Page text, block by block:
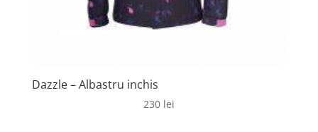
Dazzle – Albastru inchis
230 lei